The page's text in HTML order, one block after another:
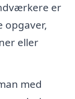
er
opgaver,
eller
med